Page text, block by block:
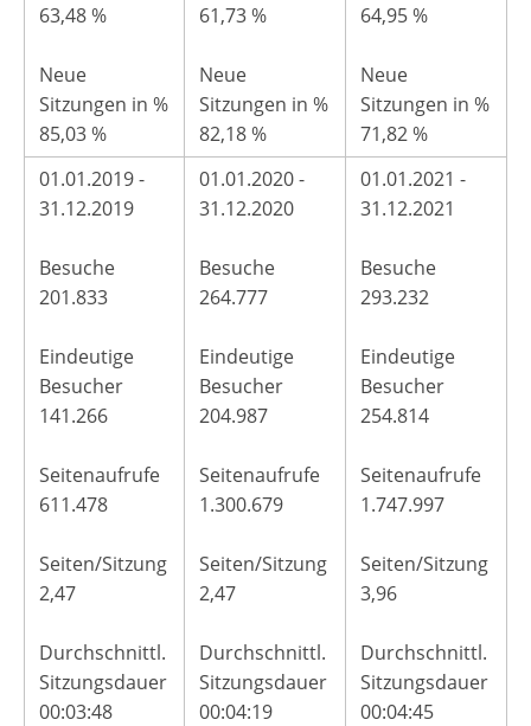
63,48 %
Neue
Sitzungen in %
85,03 %
61,73 %
Neue
Sitzungen in %
82,18 %
64,95 %
Neue
Sitzungen in %
71,82 %
01.01.2019 -
31.12.2019
Besuche
201.833
Eindeutige
Besucher
141.266
Seitenaufrufe
611.478
Seiten/Sitzung
2,47
Durchschnittl.
Sitzungsdauer
00:03:48
01.01.2020 -
31.12.2020
Besuche
264.777
Eindeutige
Besucher
204.987
Seitenaufrufe
1.300.679
Seiten/Sitzung
2,47
Durchschnittl.
Sitzungsdauer
00:04:19
01.01.2021 -
31.12.2021
Besuche
293.232
Eindeutige
Besucher
254.814
Seitenaufrufe
1.747.997
Seiten/Sitzung
3,96
Durchschnittl.
Sitzungsdauer
00:04:45